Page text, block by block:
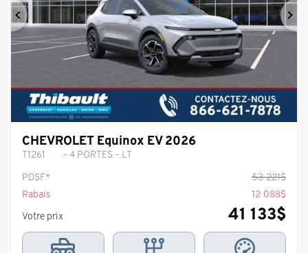
Précédent
CHEVROLET Equinox EV 2026
T1261
– 4 PORTES – LT
PDSF*
53 221$
Rabais
12 088$
Votre prix
41 133$